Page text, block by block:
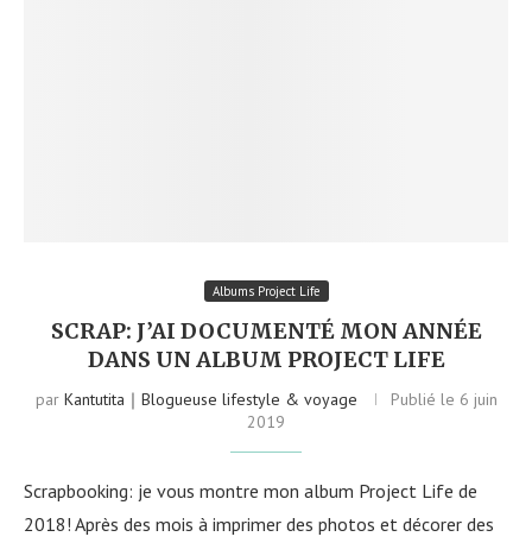
Albums Project Life
SCRAP: J’AI DOCUMENTÉ MON ANNÉE
DANS UN ALBUM PROJECT LIFE
par Kantutita｜Blogueuse lifestyle & voyage Publié le 6 juin
2019
Scrapbooking: je vous montre mon album Project Life de
2018! Après des mois à imprimer des photos et décorer des